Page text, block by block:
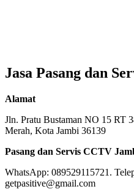
Jasa Pasang dan
Alamat
Jln. Pratu Bustaman NO 15 RT
Merah, Kota Jambi 36139
Pasang dan Servis CCTV
WhatsApp: 089529115721.
getpasitive@gmail.com